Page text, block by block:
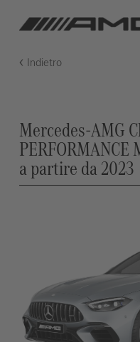
Indietro
Mercedes-AMG
PERFORMANCE
a partire da 2023